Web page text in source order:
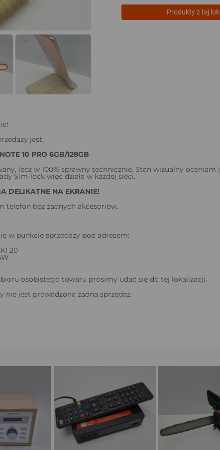
Produkty z tej
jest:
10 PRO 6GB/128GB
lecz w 100% sprawny technicznie. Stan wizualny
Sim-lock więc działa w każdej sieci.
DELIKATNE NA EKRANIE!
telefon bez żadnych akcesoriów.
w punkcie sprzedaży pod adresem:
20
osobistego towaru prosimy udać się do tej lokalizacji.
nie jest prowadzona żadna sprzedaż.